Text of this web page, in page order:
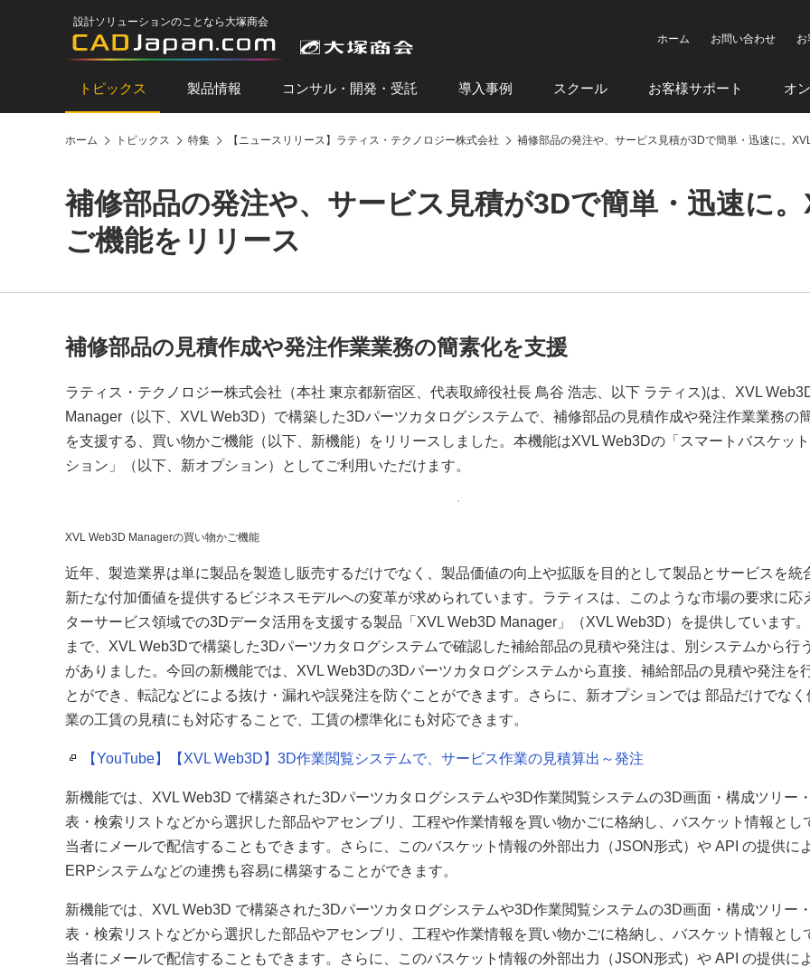
設計ソリューションのことなら大塚商会
ホーム
お問い合わせ お
トピックス 製品情報 コンサル・開発・受託 導入事例 スクール お客様サポート オ
ホーム トピックス 特集 【ニュースリリース】ラティス・テクノロジー株式会社 補修部品の発注や、サービス見積が3Dで簡単・迅速に。
補修部品の発注や、サービス見積が3Dで簡単・迅速に
ご機能をリリース
補修部品の見積作成や発注作業業務の簡素化を支援
ラティス・テクノロジー株式会社（本社 東京都新宿区、代表取締役社長 鳥谷 浩志、以下 ラティス)は、XVL
Manager（以下、XVL Web3D）で構築した3Dパーツカタログシステムで、補修部品の見積作成や発注作業業務の
を支援する、買い物かご機能（以下、新機能）をリリースしました。本機能はXVL Web3Dの「スマートバスケッ
ション」（以下、新オプション）としてご利用いただけます。
XVL Web3D Managerの買い物かご機能
近年、製造業界は単に製品を製造し販売するだけでなく、製品価値の向上や拡販を目的として製品とサービスを統
新たな付加価値を提供するビジネスモデルへの変革が求められています。ラティスは、このような市場の要求に応
ターサービス領域での3Dデータ活用を支援する製品「XVL Web3D Manager」（XVL Web3D）を提供しています
まで、XVL Web3Dで構築した3Dパーツカタログシステムで確認した補給部品の見積や発注は、別システムから行
がありました。今回の新機能では、XVL Web3Dの3Dパーツカタログシステムから直接、補給部品の見積や発注を
とができ、転記などによる抜け・漏れや誤発注を防ぐことができます。さらに、新オプションでは 部品だけでなく
業の工賃の見積にも対応することで、工賃の標準化にも対応できます。
【YouTube】【XVL Web3D】3D作業閲覧システムで、サービス作業の見積算出～発注
新機能では、XVL Web3D で構築された3Dパーツカタログシステムや3D作業閲覧システムの3D画面・構成ツリー
表・検索リストなどから選択した部品やアセンブリ、工程や作業情報を買い物かごに格納し、バスケット情報とし
当者にメールで配信することもできます。さらに、このバスケット情報の外部出力（JSON形式）や API の提供に
ERPシステムなどの連携も容易に構築することができます。
新機能では、XVL Web3D で構築された3Dパーツカタログシステムや3D作業閲覧システムの3D画面・構成ツリー
表・検索リストなどから選択した部品やアセンブリ、工程や作業情報を買い物かごに格納し、バスケット情報とし
当者にメールで配信することもできます。さらに、このバスケット情報の外部出力（JSON形式）や API の提供に